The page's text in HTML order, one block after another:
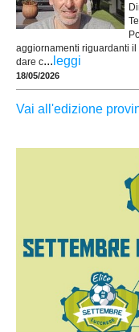
aggiornamenti riguardanti
dare c... leggi
18/05/2026
Vai all'edizione